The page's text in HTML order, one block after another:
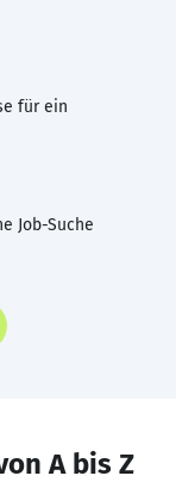
für ein
Job-Suche
A bis Z